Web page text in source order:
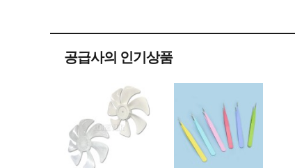
공급사의 인기상품